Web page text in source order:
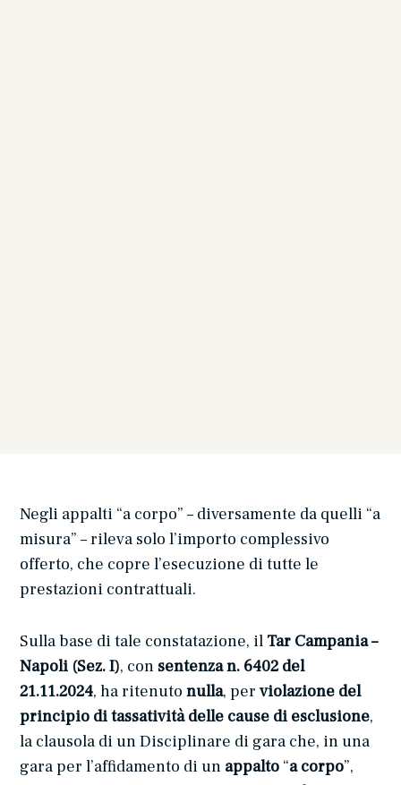
Negli appalti “a corpo” – diversamente da quelli “a
misura” – rileva solo l’importo complessivo
offerto, che copre l’esecuzione di tutte le
prestazioni contrattuali.
Sulla base di tale constatazione, il Tar Campania –
Napoli (Sez. I), con sentenza n. 6402 del
21.11.2024, ha ritenutonulla, perviolazione del
principio di tassatività delle cause di esclusione,
la clausola di un Disciplinare di gara che, in una
gara per l’affidamento di un appalto “a corpo”,